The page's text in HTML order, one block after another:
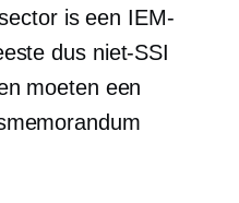
is een IEM-
dus niet-SSI
moeten een